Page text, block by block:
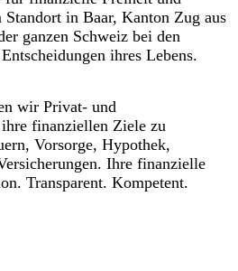
Standort in Baar, Kanton Zug aus
ganzen Schweiz bei den
ihres Lebens.
wir Privat- und
finanziellen Ziele zu
Vorsorge, Hypothek,
Ihre finanzielle
Transparent. Kompetent.